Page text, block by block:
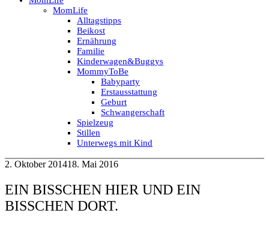
MomLife
Alltagstipps
Beikost
Ernährung
Familie
Kinderwagen&Buggys
MommyToBe
Babyparty
Erstausstattung
Geburt
Schwangerschaft
Spielzeug
Stillen
Unterwegs mit Kind
2. Oktober 201418. Mai 2016
EIN BISSCHEN HIER UND EIN
BISSCHEN DORT.